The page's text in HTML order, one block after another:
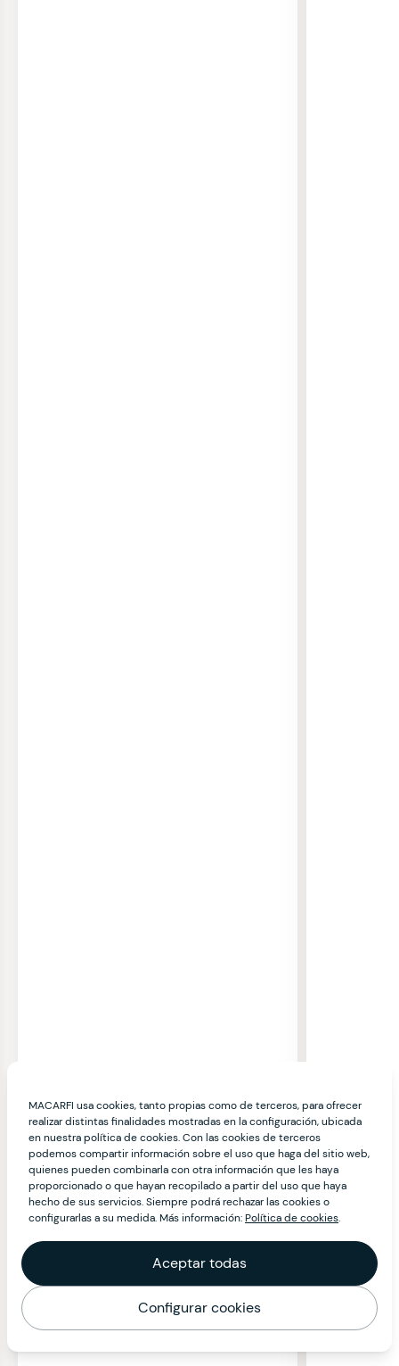
MACARFI usa cookies, tanto propias como de terceros, para ofrecer
realizar distintas finalidades mostradas en la configuración, ubicada
en nuestra política de cookies. Con las cookies de terceros
podemos compartir información sobre el uso que haga del sitio web,
quienes pueden combinarla con otra información que les haya
proporcionado o que hayan recopilado a partir del uso que haya
hecho de sus servicios. Siempre podrá rechazar las cookies o
configurarlas a su medida. Más información:Política de cookies.
Aceptar todas
Configurar cookies